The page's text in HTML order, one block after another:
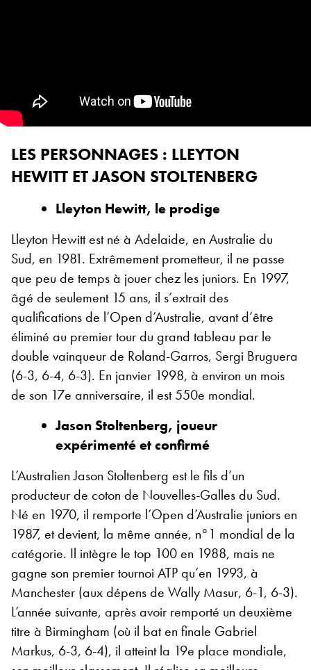
LES PERSONNAGES : LLEYTON
HEWITT ET JASON STOLTENBERG
Lleyton Hewitt, le prodige
Lleyton Hewitt est né à Adelaide, en Australie du
Sud, en 1981. Extrêmement prometteur, il ne passe
que peu de temps à jouer chez les juniors. En 1997,
âgé de seulement 15 ans, il s’extrait des
qualifications de l’Open d’Australie, avant d’être
éliminé au premier tour du grand tableau par le
double vainqueur de Roland-Garros, Sergi Bruguera
(6-3, 6-4, 6-3). En janvier 1998, à environ un mois
de son 17e anniversaire, il est 550e mondial.
Jason Stoltenberg, joueur
expérimenté et confirmé
L’Australien Jason Stoltenberg est le fils d’un
producteur de coton de Nouvelles-Galles du Sud.
Né en 1970, il remporte l’Open d’Australie juniors en
1987, et devient, la même année, n°1 mondial de la
catégorie. Il intègre le top 100 en 1988, mais ne
gagne son premier tournoi ATP qu’en 1993, à
Manchester (aux dépens de Wally Masur, 6-1, 6-3).
L’année suivante, après avoir remporté un deuxième
titre à Birmingham (où il bat en finale Gabriel
Markus, 6-3, 6-4), il atteint la 19e place mondiale,